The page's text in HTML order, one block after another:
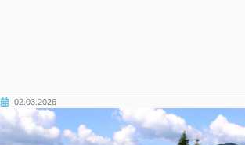
02.03.2026